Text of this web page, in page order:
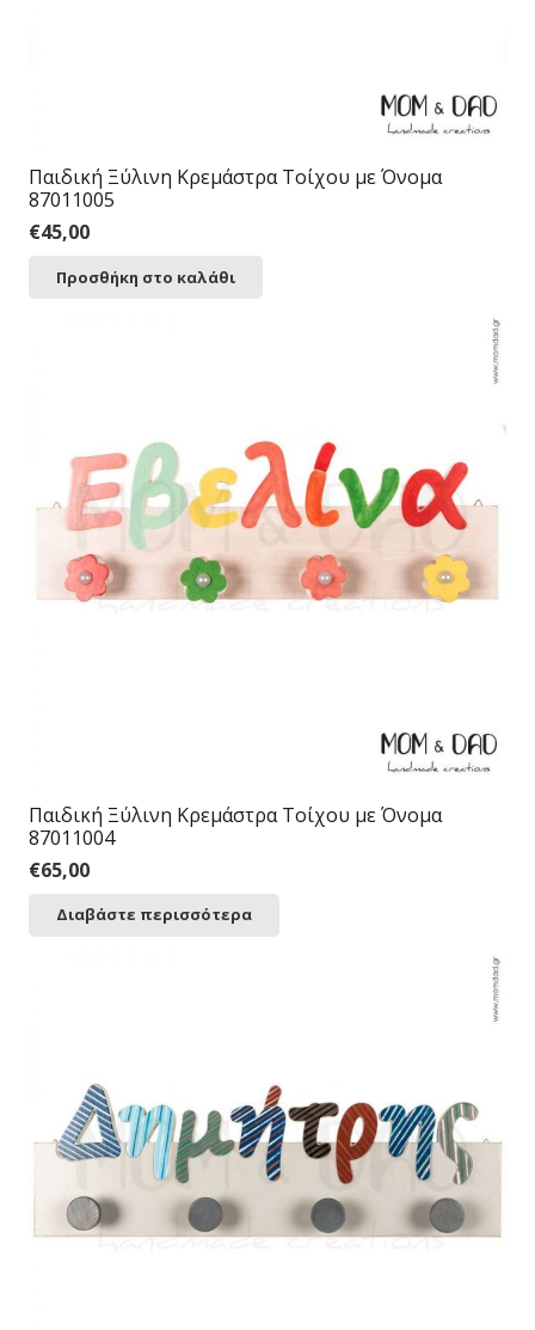
Παιδική Ξύλινη Κρεμάστρα Τοίχου με Όνομα
87011005
€45,00
Προσθήκη στο καλάθι
Παιδική Ξύλινη Κρεμάστρα Τοίχου με Όνομα
87011004
€65,00
Διαβάστε περισσότερα